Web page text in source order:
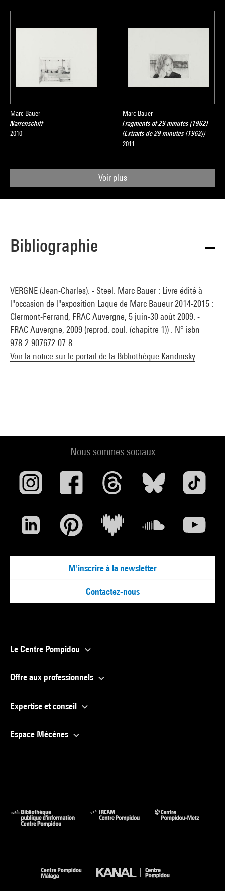
Marc Bauer
Narrenschiff
2010
Marc Bauer
Fragments of 29 minutes (1962)
(Extraits de 29 minutes (1962))
2011
Voir plus
Bibliographie
VERGNE (Jean-Charles). - Steel. Marc Bauer : Livre édité à
l''occasion de l''exposition Laque de Marc Baueur 2014-2015 :
Clermont-Ferrand, FRAC Auvergne, 5 juin-30 août 2009. -
FRAC Auvergne, 2009 (reprod. coul. (chapitre 1)) . N° isbn
978-2-907672-07-8
Voir la notice sur le portail de la Bibliothèque Kandinsky
Nous sommes sociaux
M'inscrire à la newsletter
Contactez-nous
Le Centre Pompidou
Offre aux professionnels
Expertise et conseil
Espace Mécènes